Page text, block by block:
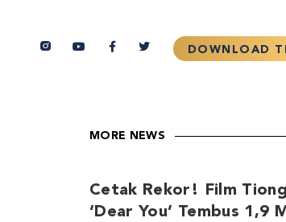
MORE NEWS
Cetak Rekor! Film
‘Dear You’ Tembus 1,9